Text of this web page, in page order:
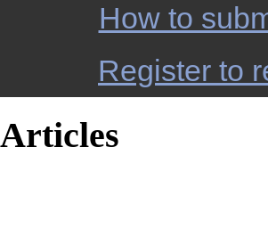
How to
Register to